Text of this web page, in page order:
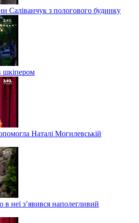
Саліванчук з пологового будинку
шкіпером
Наталі Могилевській
в неї з’явився наполегливий